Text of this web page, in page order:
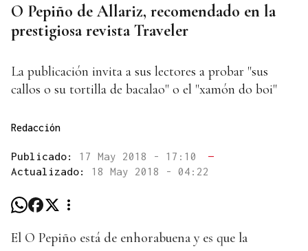
O Pepiño de Allariz, recomendado en la
prestigiosa revista Traveler
La publicación invita a sus lectores a probar "sus
callos o su tortilla de bacalao" o el "xamón do boi"
Redacción
Publicado: 17 May 2018 - 17:10
—
Actualizado: 18 May 2018 - 04:22
El O Pepiño está de enhorabuena y es que la